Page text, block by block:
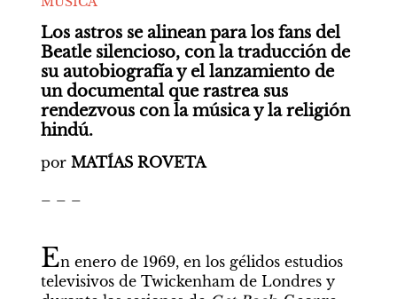
Los astros se alinean para los fans del
Beatle silencioso, con la traducción de
su autobiografía y el lanzamiento de
un documental que rastrea sus
rendezvous con la música y la religión
hindú.
por MATÍAS ROVETA
En enero de 1969, en los gélidos estudios
televisivos de Twickenham de Londres y